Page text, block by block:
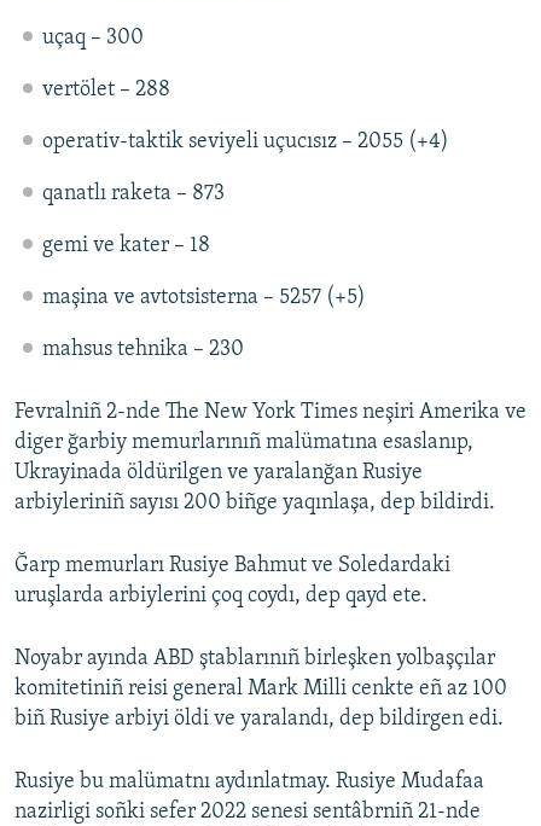
uçaq – 300
vertölet – 288
operativ-taktik seviyeli uçucısız – 2055 (+4)
qanatlı raketa – 873
gemi ve kater – 18
maşina ve avtotsisterna – 5257 (+5)
mahsus tehnika – 230
Fevralniñ 2-nde The New York Times neşiri Amerika ve
diger ğarbiy memurlarınıñ malümatına esaslanıp,
Ukrayinada öldürilgen ve yaralanğan Rusiye
arbiyleriniñ sayısı 200 biñge yaqınlaşa, dep bildirdi.
Ğarp memurları Rusiye Bahmut ve Soledardaki
uruşlarda arbiylerini çoq coydı, dep qayd ete.
Noyabr ayında ABD ştablarınıñ birleşken yolbaşçılar
komitetiniñ reisi general Mark Milli cenkte eñ az 100
biñ Rusiye arbiyi öldi ve yaralandı, dep bildirgen edi.
Rusiye bu malümatnı aydınlatmay. Rusiye Mudafaa
nazirligi soñki sefer 2022 senesi sentâbrniñ 21-nde